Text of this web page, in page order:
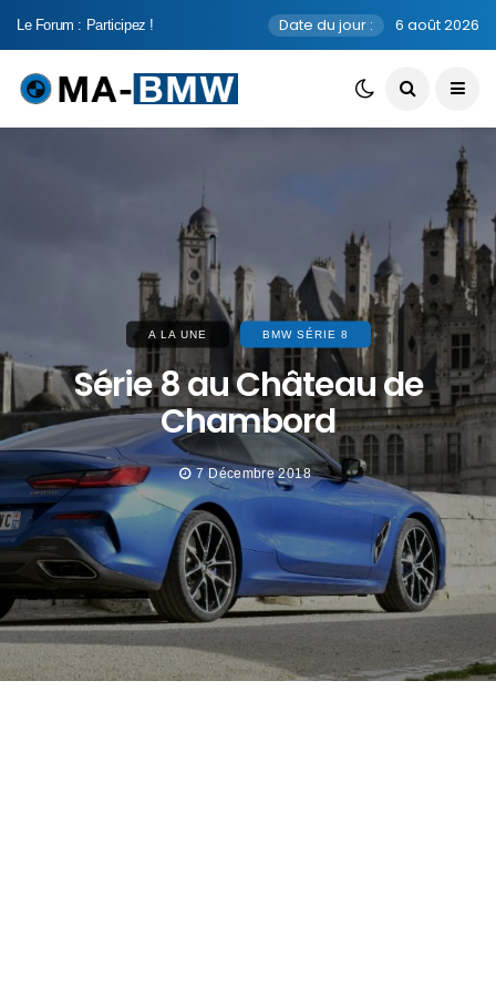
Le Forum : Participez ! Date du jour : 6 août 2026
A LA UNE BMW SÉRIE 8
Série 8 au Château de
Chambord
7 Décembre 2018